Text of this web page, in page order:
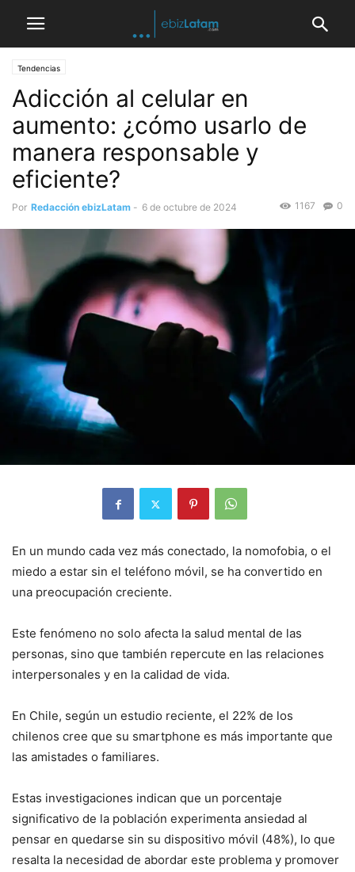
Tendencias
Adicción al celular en
aumento: ¿cómo usarlo de
manera responsable y
eficiente?
Por Redacción ebizLatam - 6 de octubre de 2024 0
1167
En un mundo cada vez más conectado, la nomofobia, o el
miedo a estar sin el teléfono móvil, se ha convertido en
una preocupación creciente.
Este fenómeno no solo afecta la salud mental de las
personas, sino que también repercute en las relaciones
interpersonales y en la calidad de vida.
En Chile, según un estudio reciente, el 22% de los
chilenos cree que su smartphone es más importante que
las amistades o familiares.
Estas investigaciones indican que un porcentaje
significativo de la población experimenta ansiedad al
pensar en quedarse sin su dispositivo móvil (48%), lo que
resalta la necesidad de abordar este problema y promover